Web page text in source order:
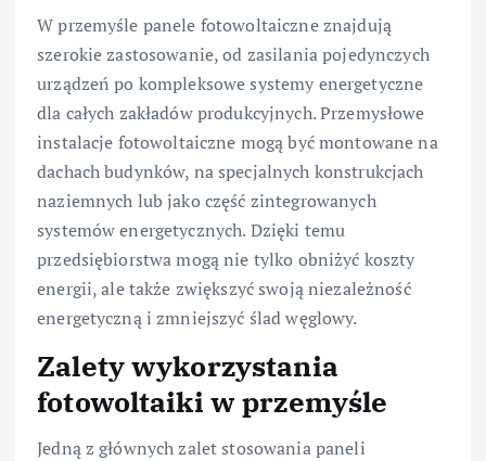
W przemyśle panele fotowoltaiczne znajdują
szerokie zastosowanie, od zasilania pojedynczych
urządzeń po kompleksowe systemy energetyczne
dla całych zakładów produkcyjnych. Przemysłowe
instalacje fotowoltaiczne mogą być montowane na
dachach budynków, na specjalnych konstrukcjach
naziemnych lub jako część zintegrowanych
systemów energetycznych. Dzięki temu
przedsiębiorstwa mogą nie tylko obniżyć koszty
energii, ale także zwiększyć swoją niezależność
energetyczną i zmniejszyć ślad węglowy.
Zalety wykorzystania
fotowoltaiki w przemyśle
Jedną z głównych zalet stosowania paneli